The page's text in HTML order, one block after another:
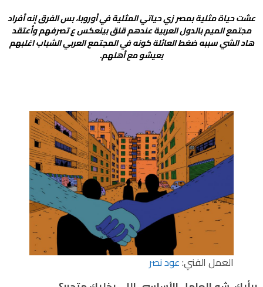
عشت حياة مثلية بمصر زي حياتي المثلية في أوروبا، بس الفرق إنه أفراد
مجتمع الميم بالدول العربية عندهم قلق بينعكس ع تصرفهم وأعتقد
هاد الشي سببه ضغط العائلة كونه في المجتمع العربي الشباب اغلبهم
بعيشو مع أهلهم.
العمل الفني:عود نصر